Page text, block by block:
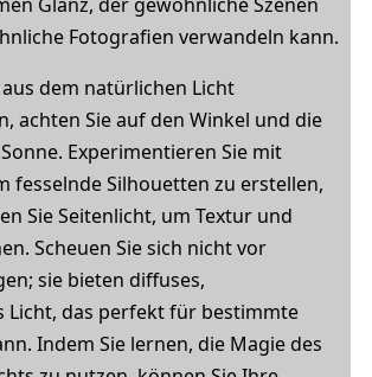
Fotografien verwandeln kann.
dem natürlichen Licht
achten Sie auf den Winkel und die
Experimentieren Sie mit
fesselnde Silhouetten zu erstellen,
Sie Seitenlicht, um Textur und
Scheuen Sie sich nicht vor
sie bieten diffuses,
Licht, das perfekt für bestimmte
Indem Sie lernen, die Magie des